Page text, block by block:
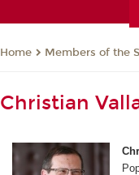
Home Members of the
Christian